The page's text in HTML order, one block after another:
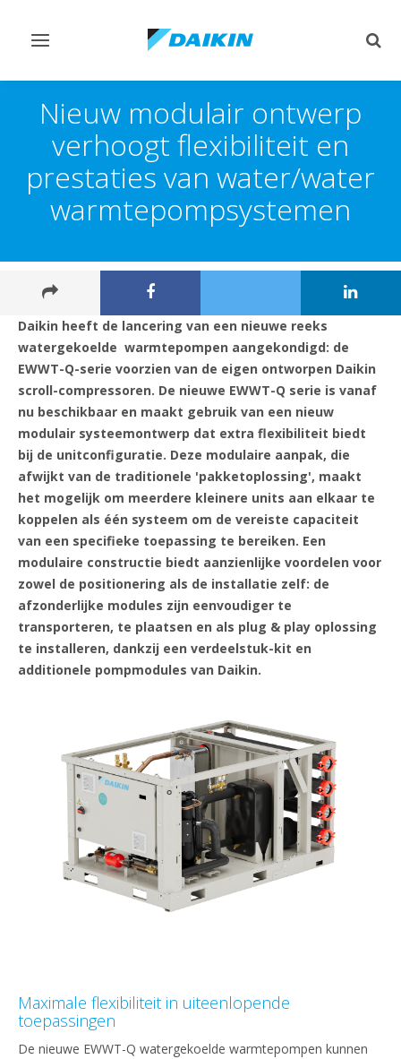
Navigatie
Nieuw modulair ontwerp
verhoogt flexibiliteit en
prestaties van water/water
warmtepompsystemen
Daikin heeft de lancering van een nieuwe reeks
watergekoelde warmtepompen aangekondigd: de
EWWT-Q-serie voorzien van de eigen ontworpen Daikin
scroll-compressoren. De nieuwe EWWT-Q serie is vanaf
nu beschikbaar en maakt gebruik van een nieuw
modulair systeemontwerp dat extra flexibiliteit biedt
bij de unitconfiguratie. Deze modulaire aanpak, die
afwijkt van de traditionele 'pakketoplossing', maakt
het mogelijk om meerdere kleinere units aan elkaar te
koppelen als één systeem om de vereiste capaciteit
van een specifieke toepassing te bereiken. Een
modulaire constructie biedt aanzienlijke voordelen voor
zowel de positionering als de installatie zelf: de
afzonderlijke modules zijn eenvoudiger te
transporteren, te plaatsen en als plug & play oplossing
te installeren, dankzij een verdeelstuk-kit en
additionele pompmodules van Daikin.
Maximale flexibiliteit in uiteenlopende
toepassingen
De nieuwe EWWT-Q watergekoelde warmtepompen kunnen